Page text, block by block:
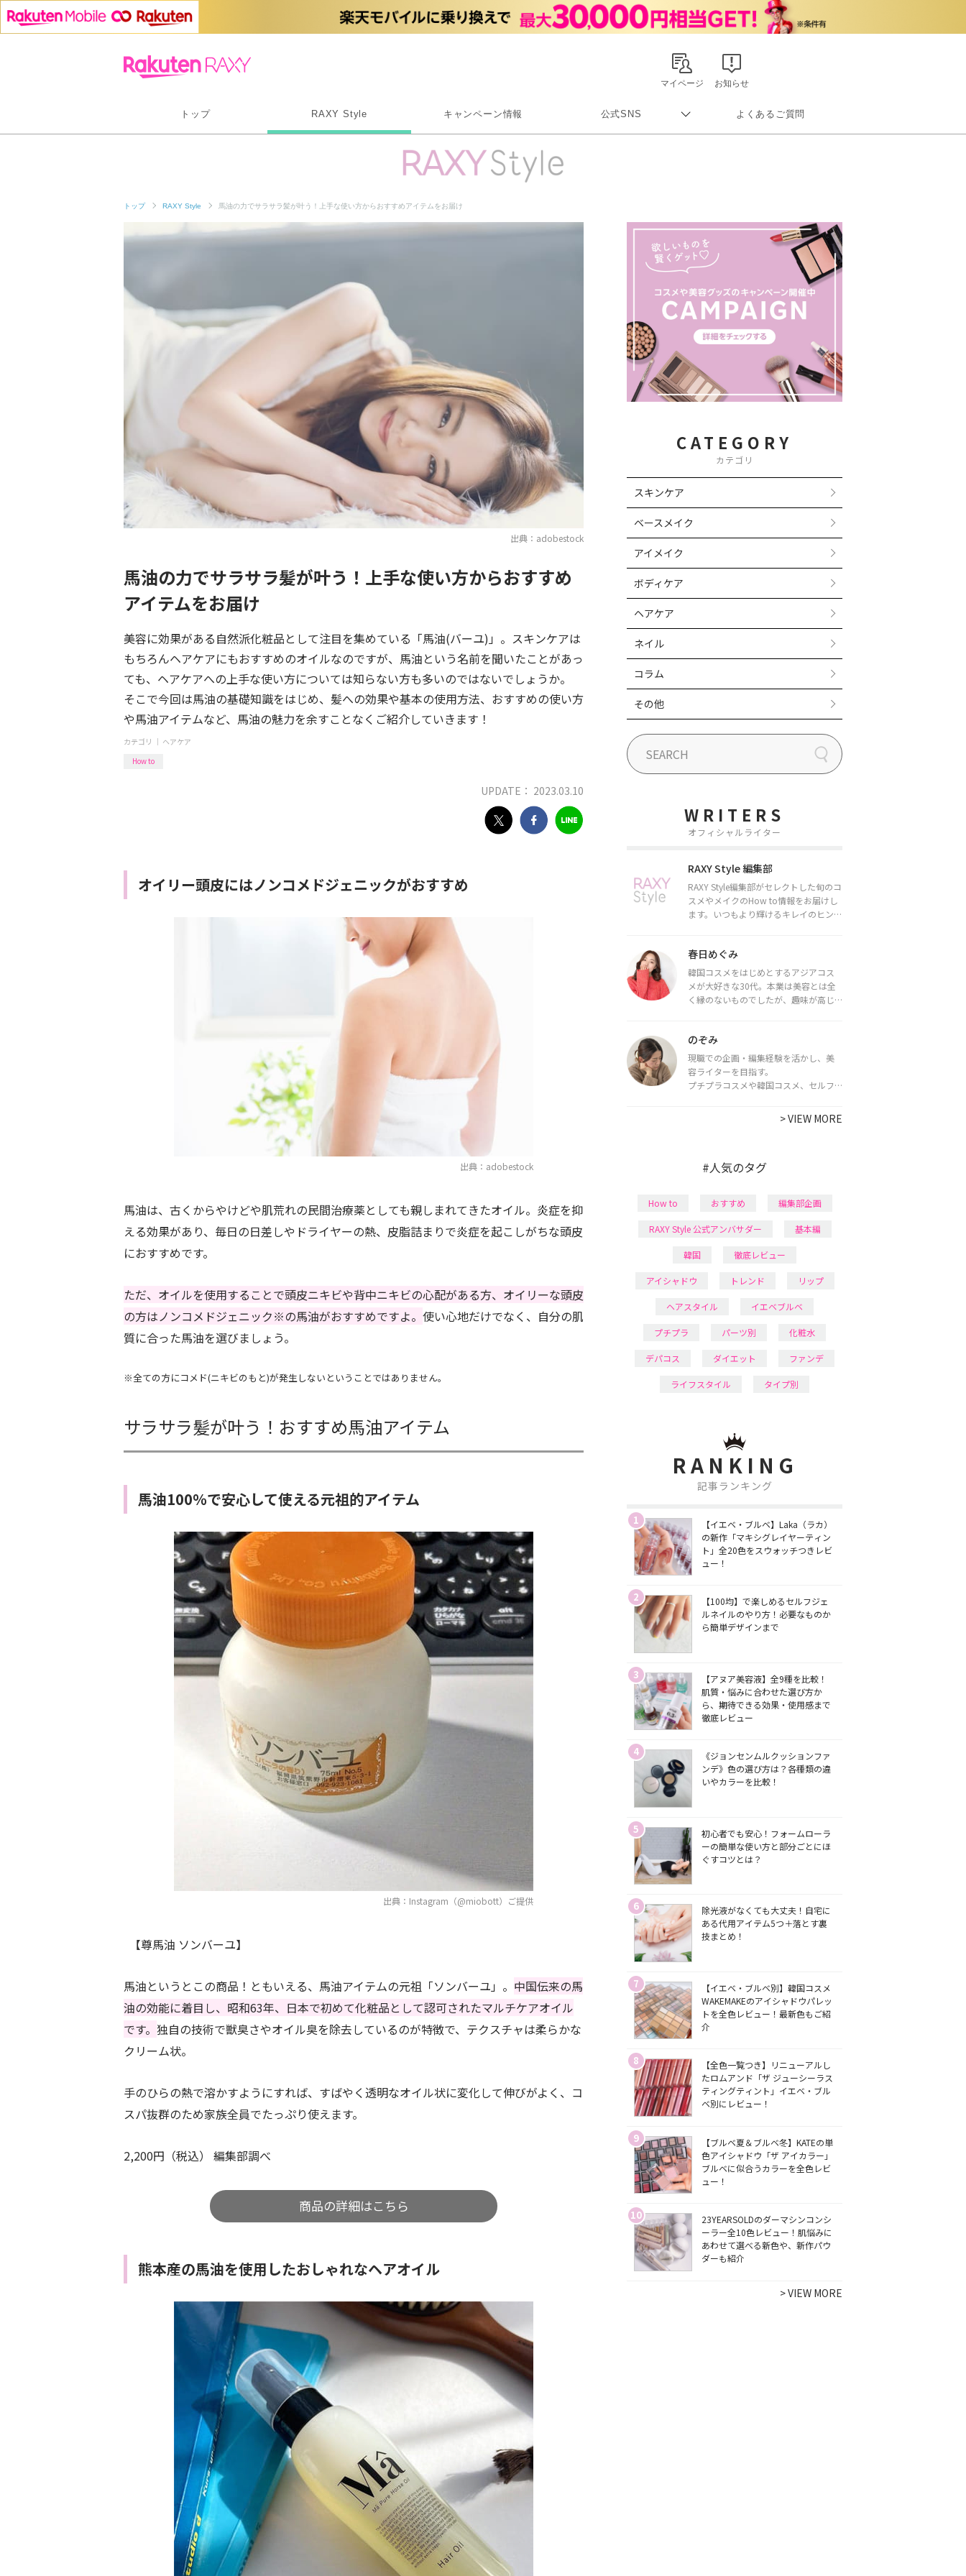
お知らせ
マイページ
トップ RAXY Style キャンペーン情報 公式SNS
Rakuten Link
よくあるご質問
トップ RAXY Style 馬油の力でサラサラ髪が叶う！上手な使い方からおすすめアイテムをお届け
出典：adobestock
馬油の力でサラサラ髪が叶う！上手な使い方からおすすめ
アイテムをお届け
美容に効果がある自然派化粧品として注目を集めている「馬油(バーユ)」。スキンケアは
もちろんヘアケアにもおすすめのオイルなのですが、馬油という名前を聞いたことがあっ
ても、ヘアケアへの上手な使い方については知らない方も多いのではないでしょうか。
そこで今回は馬油の基礎知識をはじめ、髪への効果や基本の使用方法、おすすめの使い方
や馬油アイテムなど、馬油の魅力を余すことなくご紹介していきます！
カテゴリ ｜ ヘアケア
How to
UPDATE： 2023.03.10
オイリー頭皮にはノンコメドジェニックがおすすめ
出典：adobestock
馬油は、古くからやけどや肌荒れの民間治療薬としても親しまれてきたオイル。炎症を抑
える効果があり、毎日の日差しやドライヤーの熱、皮脂詰まりで炎症を起こしがちな頭皮
におすすめです。
ただ、オイルを使用することで頭皮ニキビや背中ニキビの心配がある方、オイリーな頭皮
の方はノンコメドジェニック※の馬油がおすすめですよ。 使い心地だけでなく、自分の肌
質に合った馬油を選びましょう。
※全ての方にコメド(ニキビのもと)が発生しないということではありません。
サラサラ髪が叶う！おすすめ馬油アイテム
馬油100％で安心して使える元祖的アイテム
出典：Instagram（@miobott）ご提供
【尊馬油 ソンバーユ】
馬油というとこの商品！ともいえる、馬油アイテムの元祖「ソンバーユ」。 中国伝来の馬
油の効能に着目し、昭和63年、日本で初めて化粧品として認可されたマルチケアオイル
です。 独自の技術で獣臭さやオイル臭を除去しているのが特徴で、テクスチャは柔らかな
クリーム状。
手のひらの熱で溶かすようにすれば、すばやく透明なオイル状に変化して伸びがよく、コ
スパ抜群のため家族全員でたっぷり使えます。
2,200円（税込） 編集部調べ
商品の詳細はこちら
熊本産の馬油を使用したおしゃれなヘアオイル
CATEGORY
カテゴリ
スキンケア
ベースメイク
アイメイク
ボディケア
ヘアケア
ネイル
コラム
その他
WRITERS
オフィシャルライター
RAXY Style 編集部
RAXY Style編集部がセレクトした旬のコ
スメやメイクのHow to情報をお届けし
ます。いつもより輝けるキレイのヒント
春日めぐみ
韓国コスメをはじめとするアジアコス
メが大好きな30代。本業は美容とは全
く縁のないものでしたが、趣味が高じ
ライターとして活動中。
都内で16タイプパーソナルカラー診
断・顔タイプ診断・骨格診断によるイ
メージコンサルティングも行っていま
のぞみ
現職での企画・編集経験を活かし、美
容ライターを目指す。
プチプラコスメや韓国コスメ、セルフ
で最新情報をチェック。家事や育児の合
間に取り入れられる時短美容テクも実
>VIEW MORE
#人気のタグ
How to おすすめ 編集部企画
RAXY Style 公式アンバサダー 基本編
韓国 徹底レビュー
アイシャドウ トレンド リップ
ヘアスタイル イエベブルベ
プチプラ パーツ別 化粧水
デパコス ダイエット ファンデ
ライフスタイル タイプ別
RANKING
記事ランキング
1
【イエベ・ブルベ】Laka（ラカ）
の新作「マキシグレイヤーティン
ト」全20色をスウォッチつきレビ
ュー！
2
【100均】で楽しめるセルフジェ
ルネイルのやり方！必要なものか
ら簡単デザインまで
3
【アヌア美容液】全9種を比較！
肌質・悩みに合わせた選び方か
ら、期待できる効果・使用感まで
徹底レビュー
4
《ジョンセンムルクッションファ
ンデ》色の選び方は？各種類の違
いやカラーを比較！
5
初心者でも安心！フォームローラ
ーの簡単な使い方と部分ごとにほ
ぐすコツとは？
6
除光液がなくても大丈夫！自宅に
ある代用アイテム5つ＋落とす裏
技まとめ！
7
【イエベ・ブルベ別】韓国コスメ
WAKEMAKEのアイシャドウパレッ
トを全色レビュー！最新色もご紹
介
8
【全色一覧つき】リニューアルし
たロムアンド「ザ ジューシーラス
ティングティント」イエベ・ブル
ベ別にレビュー！
9
【ブルベ夏＆ブルベ冬】KATEの単
色アイシャドウ「ザ アイカラー」
ブルベに似合うカラーを全色レビ
ュー！
10
23YEARSOLDのダーマシンコンシ
ーラー全10色レビュー！肌悩みに
あわせて選べる新色や、新作パウ
ダーも紹介
>VIEW MORE